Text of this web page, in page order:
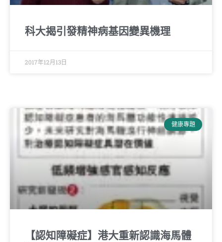
科大揭引發精神病基因變異機理
2017年12月13日
健康專題
【認知障礙症】港大重新認識海馬體